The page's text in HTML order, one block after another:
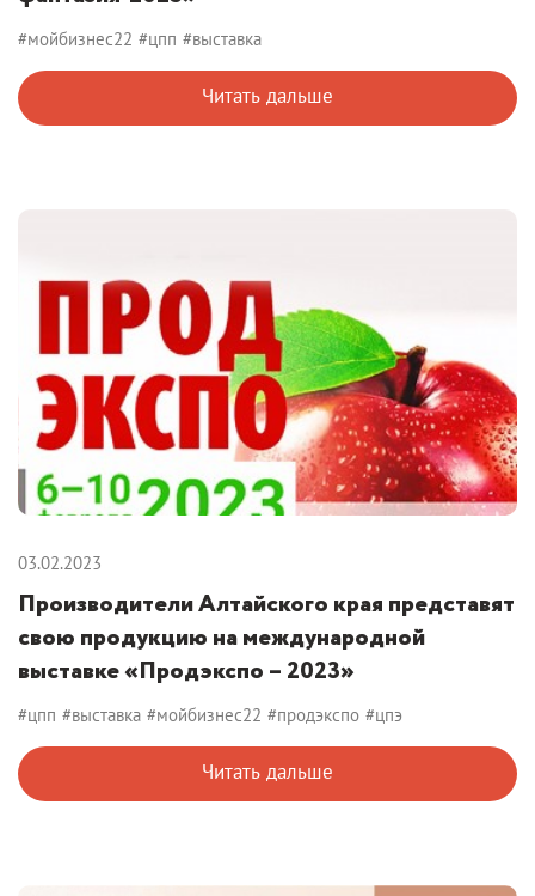
#мойбизнес22 #цпп #выставка
Читать дальше
03.02.2023
Производители Алтайского края представят
свою продукцию на международной
выставке «Продэкспо – 2023»
#цпп #выставка #мойбизнес22 #продэкспо #цпэ
Читать дальше